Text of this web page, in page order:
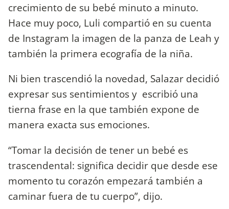
crecimiento de su bebé minuto a minuto.
Hace muy poco, Luli compartió en su cuenta
de Instagram la imagen de la panza de Leah y
también la primera ecografía de la niña.
Ni bien trascendió la novedad, Salazar decidió
expresar sus sentimientos y escribió una
tierna frase en la que también expone de
manera exacta sus emociones.
“Tomar la decisión de tener un bebé es
trascendental: significa decidir que desde ese
momento tu corazón empezará también a
caminar fuera de tu cuerpo”, dijo.